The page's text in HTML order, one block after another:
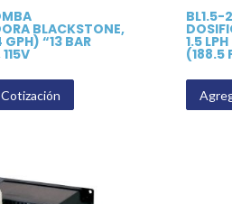
BLACKSTONE,
GPH) “13 BAR
BL1.5-
1.5
(188.5